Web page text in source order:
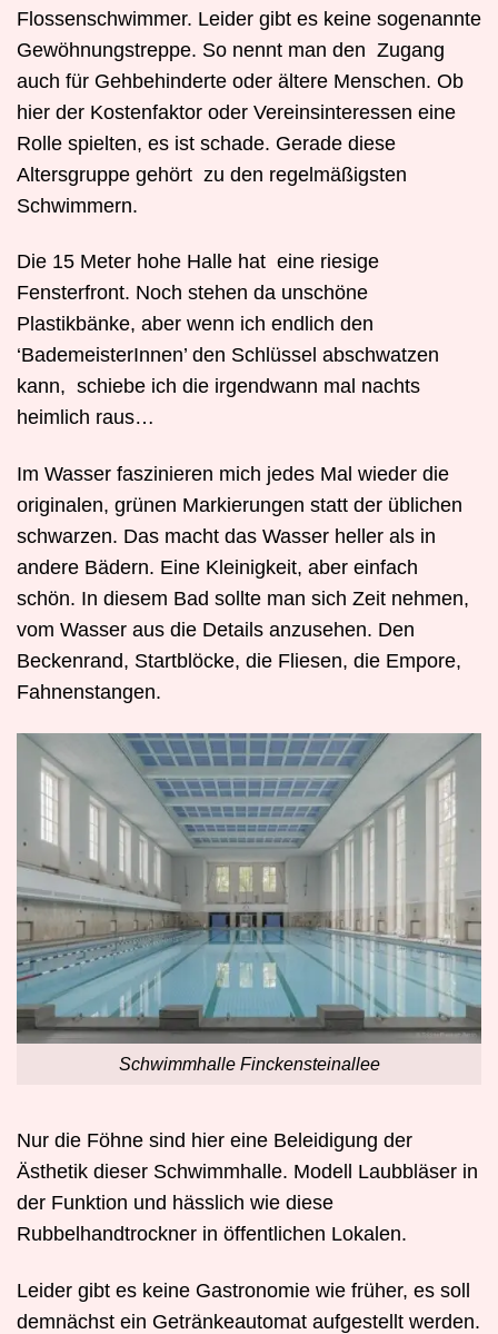
Flossenschwimmer. Leider gibt es keine sogenannte
Gewöhnungstreppe. So nennt man den Zugang
auch für Gehbehinderte oder ältere Menschen. Ob
hier der Kostenfaktor oder Vereinsinteressen eine
Rolle spielten, es ist schade. Gerade diese
Altersgruppe gehört zu den regelmäßigsten
Schwimmern.
Die 15 Meter hohe Halle hat eine riesige
Fensterfront. Noch stehen da unschöne
Plastikbänke, aber wenn ich endlich den
‘BademeisterInnen’ den Schlüssel abschwatzen
kann, schiebe ich die irgendwann mal nachts
heimlich raus…
Im Wasser faszinieren mich jedes Mal wieder die
originalen, grünen Markierungen statt der üblichen
schwarzen. Das macht das Wasser heller als in
andere Bädern. Eine Kleinigkeit, aber einfach
schön. In diesem Bad sollte man sich Zeit nehmen,
vom Wasser aus die Details anzusehen. Den
Beckenrand, Startblöcke, die Fliesen, die Empore,
Fahnenstangen.
Schwimmhalle Finckensteinallee
Nur die Föhne sind hier eine Beleidigung der
Ästhetik dieser Schwimmhalle. Modell Laubbläser in
der Funktion und hässlich wie diese
Rubbelhandtrockner in öffentlichen Lokalen.
Leider gibt es keine Gastronomie wie früher, es soll
demnächst ein Getränkeautomat aufgestellt werden.